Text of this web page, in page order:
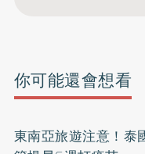
你可能還會想看
東南亞旅遊注意！泰